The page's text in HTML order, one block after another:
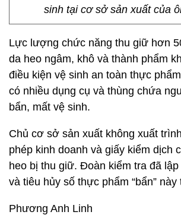
sinh tại cơ sở sản xuất của
Lực lượng chức năng thu giữ hơn
da heo ngâm, khô và thành phẩm
điều kiện vệ sinh an toàn thực
có nhiều dụng cụ và thùng chứa
bẩn, mất vệ sinh.
Chủ cơ sở sản xuất không xuất
phép kinh doanh và giấy kiểm dịch
heo bị thu giữ. Đoàn kiểm tra đã
và tiêu hủy số thực phẩm “bẩn” này
Phương Anh Linh